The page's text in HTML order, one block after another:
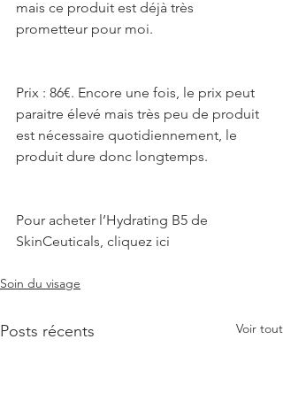
mais ce produit est déjà très
prometteur pour moi.
Prix : 86€. Encore une fois, le prix peut
paraitre élevé mais très peu de produit
est nécessaire quotidiennement, le
produit dure donc longtemps.
Pour acheter l’Hydrating B5 de
SkinCeuticals, cliquez ici
Soin du visage
Posts récents Voir tout